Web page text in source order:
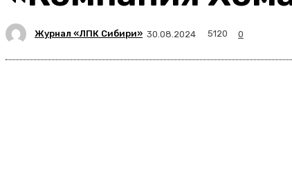
Журнал «ЛПК Сибири» 30.08.2024 5120 0